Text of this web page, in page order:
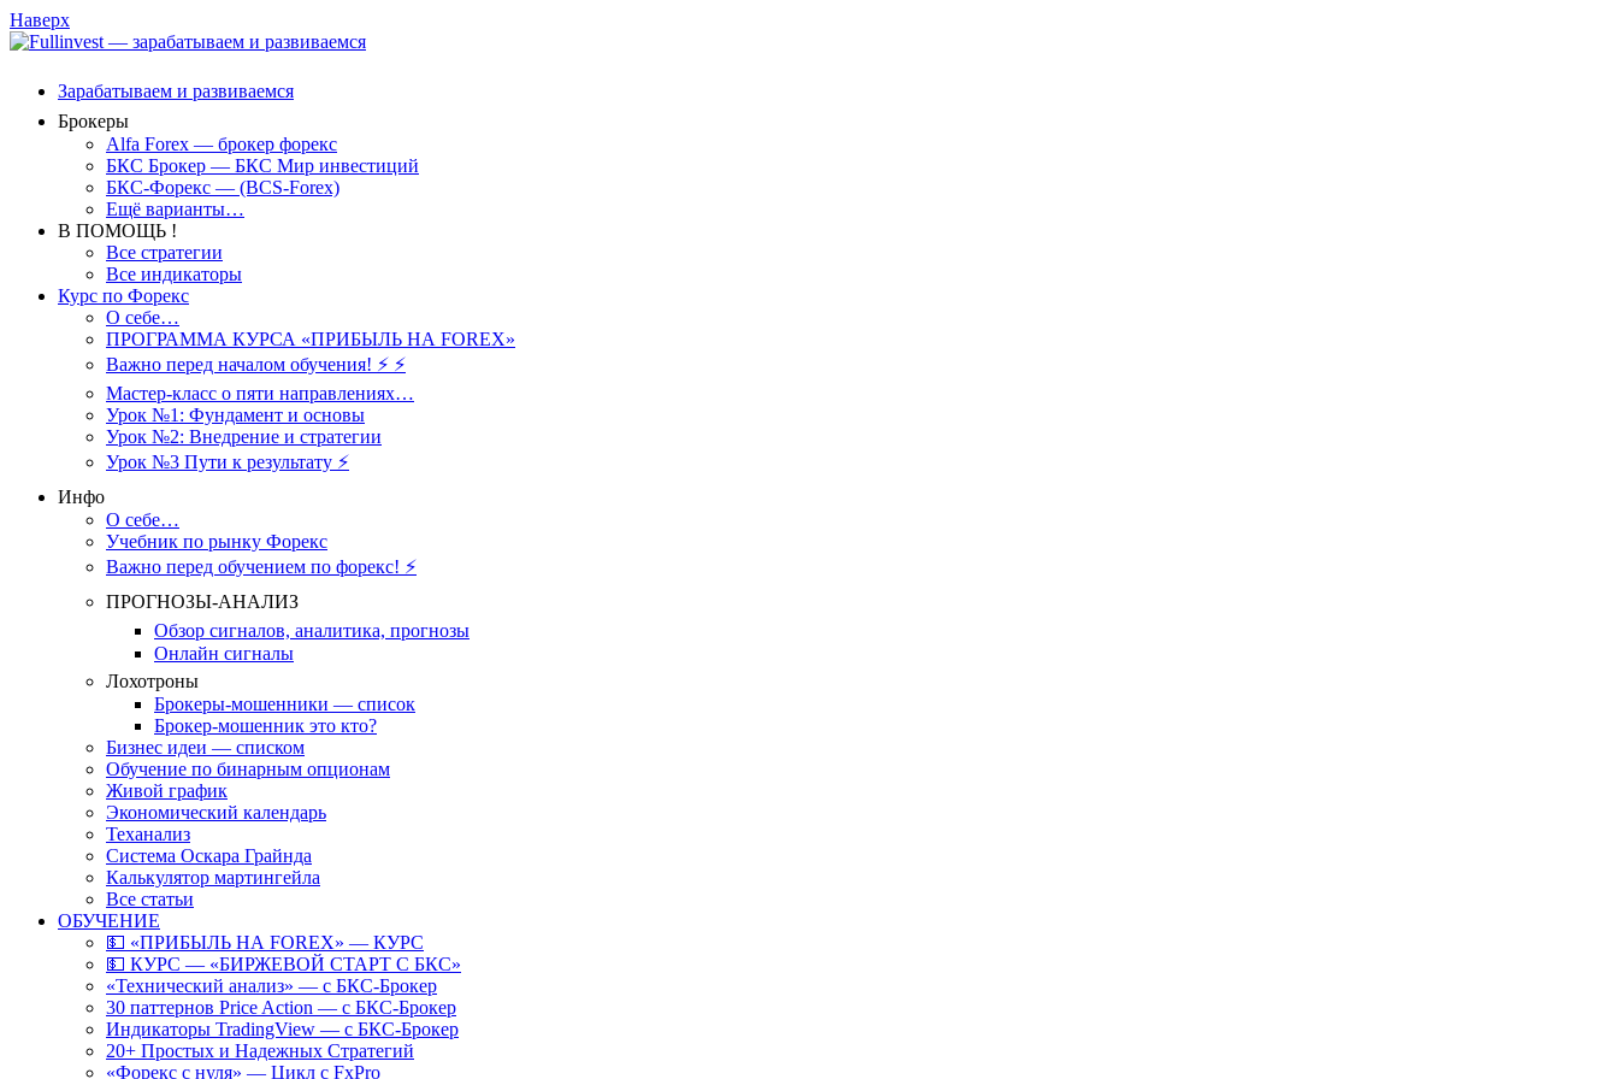
Наверх
Зарабатываем и развиваемся
Брокеры
Alfa Forex — брокер форекс
БКС Брокер — БКС Мир инвестиций
БКС-Форекс — (BCS-Forex)
Ещё варианты…
В ПОМОЩЬ !
Все стратегии
Все индикаторы
Курс по Форекс
О себе…
ПРОГРАММА КУРСА «ПРИБЫЛЬ НА FOREX»
Важно перед началом обучения! ⚡ ⚡
Мастер-класс о пяти направлениях…
Урок №1: Фундамент и основы
Урок №2: Внедрение и стратегии
Урок №3 Пути к результату ⚡️
Инфо
О себе…
Учебник по рынку Форекс
Важно перед обучением по форекс! ⚡
ПРОГНОЗЫ-АНАЛИЗ
Обзор сигналов, аналитика, прогнозы
Онлайн сигналы
Лохотроны
Брокеры-мошенники — список
Брокер-мошенник это кто?
Бизнес идеи — списком
Обучение по бинарным опционам
Живой график
Экономический календарь
Теханализ
Система Оскара Грайнда
Калькулятор мартингейла
Все статьи
ОБУЧЕНИЕ
💵 «ПРИБЫЛЬ НА FOREX» — КУРС
💵 КУРС — «БИРЖЕВОЙ СТАРТ С БКС»
«Технический анализ» — с БКС-Брокер
30 паттернов Price Action — с БКС-Брокер
Индикаторы TradingView — с БКС-Брокер
20+ Простых и Надежных Стратегий
«Форекс с нуля» — Цикл с FxPro